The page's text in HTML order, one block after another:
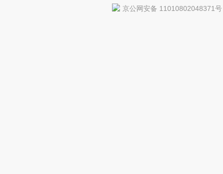
京公网安备 11010802048371号